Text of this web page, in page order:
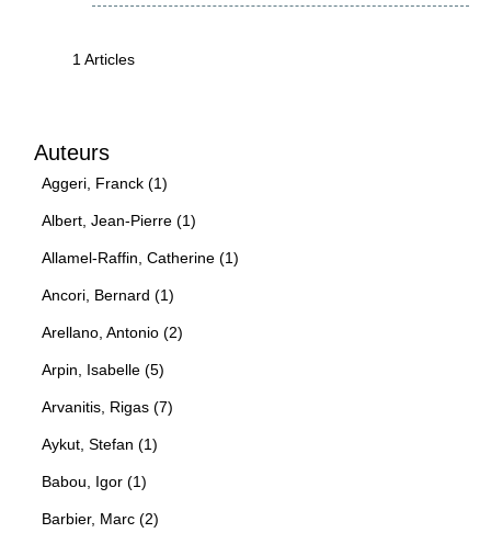
1 Articles
Auteurs
Aggeri, Franck (1)
Albert, Jean-Pierre (1)
Allamel-Raffin, Catherine (1)
Ancori, Bernard (1)
Arellano, Antonio (2)
Arpin, Isabelle (5)
Arvanitis, Rigas (7)
Aykut, Stefan (1)
Babou, Igor (1)
Barbier, Marc (2)